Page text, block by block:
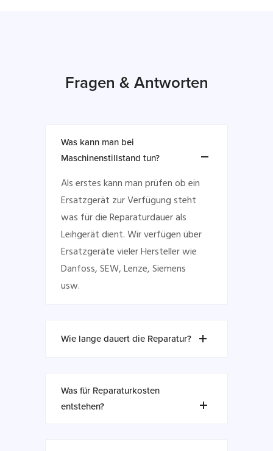
Fragen & Antworten
Was kann man bei
Maschinenstillstand tun?
Als erstes kann man prüfen ob ein
Ersatzgerät zur Verfügung steht
was für die Reparaturdauer als
Leihgerät dient. Wir verfügen über
Ersatzgeräte vieler Hersteller wie
Danfoss, SEW, Lenze, Siemens
usw.
Wie lange dauert die Reparatur?
Was für Reparaturkosten
entstehen?